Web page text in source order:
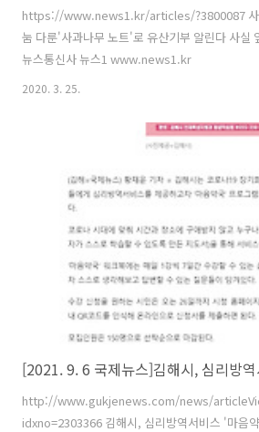
https://www.news1.kr/articles/?3800087 사
눔 다룬'사과나무 노트'로 유산기부 알린다 사실
뉴스통신사 뉴스1 www.news1.kr
2020. 3. 25.
http://www.gukjenews.com/news/
idxno=2303366 김해시, 심리방역서비스 '마음